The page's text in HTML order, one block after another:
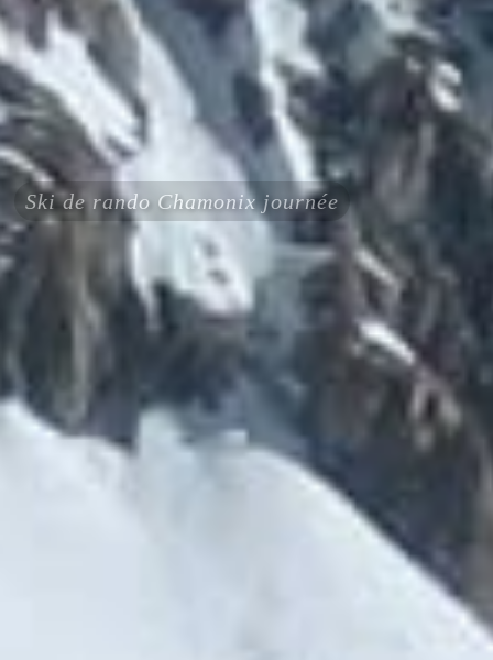
Ski de rando Chamonix journée